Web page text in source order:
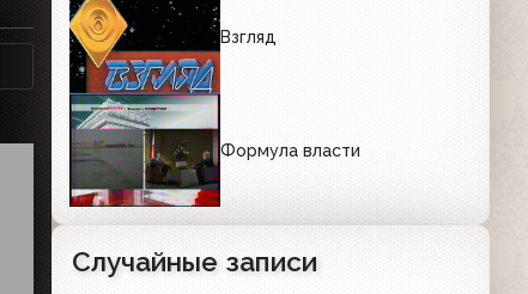
Взгляд
Формула власти
Случайные записи